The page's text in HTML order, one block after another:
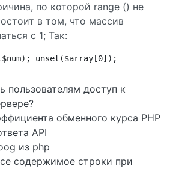
по которой range () не
в том, что массив
с 1; Так:
unset($array[0]);
пользователям доступ к
обменного курса PHP
API
из php
содержимое строки при